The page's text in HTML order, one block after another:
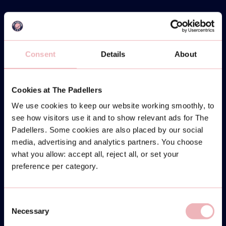
Consent Details About
Cookies at The Padellers
We use cookies to keep our website working smoothly, to
see how visitors use it and to show relevant ads for The
Padellers. Some cookies are also placed by our social
media, advertising and analytics partners. You choose
what you allow: accept all, reject all, or set your
preference per category.
Selection
Necessary